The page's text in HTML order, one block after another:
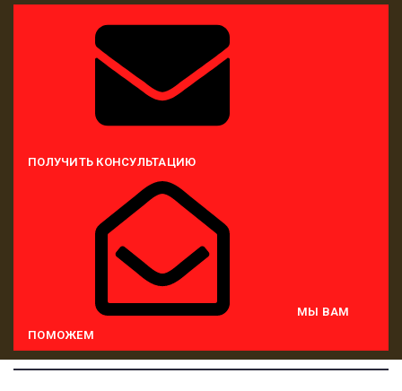
ПОЛУЧИТЬ КОНСУЛЬТАЦИЮ
МЫ ВАМ
ПОМОЖЕМ